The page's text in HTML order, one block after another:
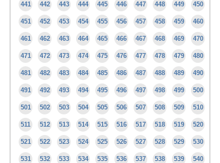
441 442 443 444 445 446 447 448 449 450
451 452 453 454 455 456 457 458 459 460
461 462 463 464 465 466 467 468 469 470
471 472 473 474 475 476 477 478 479 480
481 482 483 484 485 486 487 488 489 490
491 492 493 494 495 496 497 498 499 500
501 502 503 504 505 506 507 508 509 510
511 512 513 514 515 516 517 518 519 520
521 522 523 524 525 526 527 528 529 530
531 532 533 534 535 536 537 538 539 540